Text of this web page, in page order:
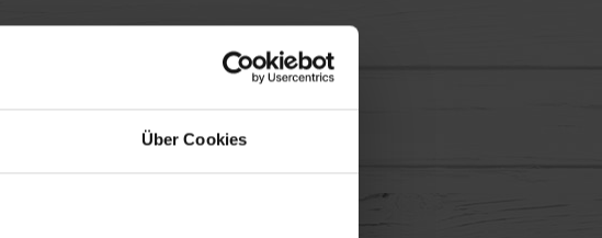
Über Cookies